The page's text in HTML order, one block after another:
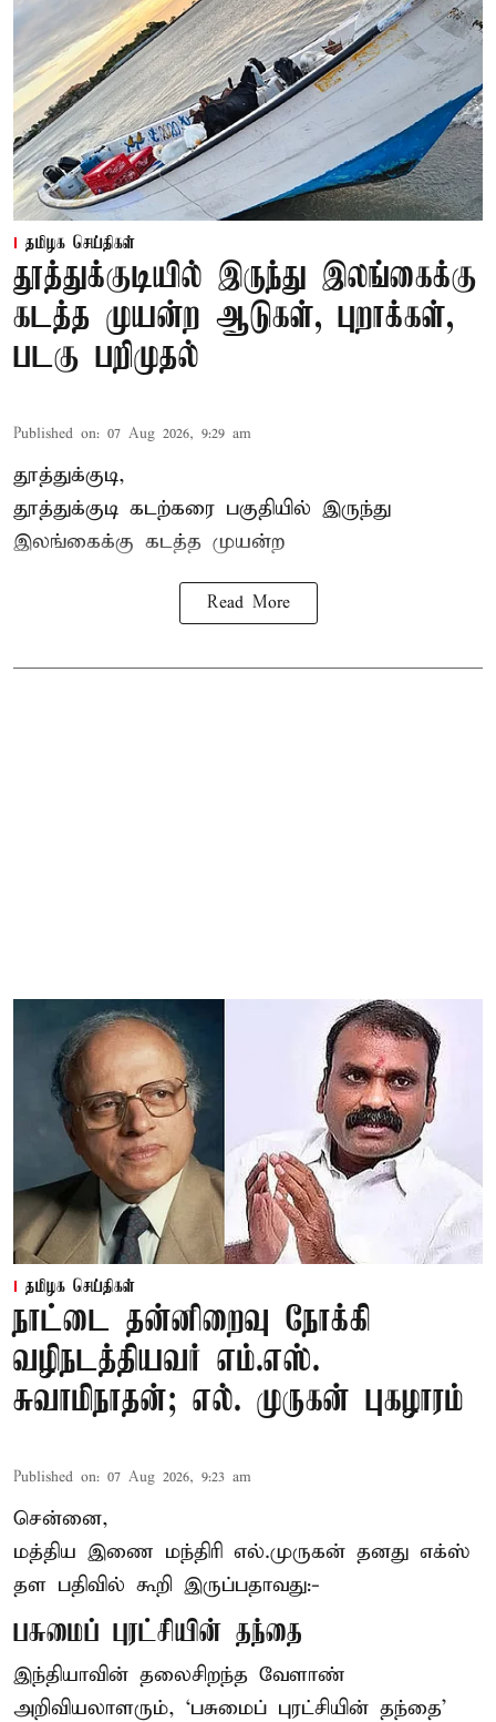
தமிழக செய்திகள்
தூத்துக்குடியில் இருந்து இலங்கைக்கு
கடத்த முயன்ற ஆடுகள், புறாக்கள்,
படகு பறிமுதல்
Published on: 07 Aug 2026, 9:29 am
தூத்துக்குடி,
தூத்துக்குடி கடற்கரை பகுதியில் இருந்து
இலங்கைக்கு கடத்த முயன்ற
Read More
தமிழக செய்திகள்
நாட்டை தன்னிறைவு நோக்கி
வழிநடத்தியவர் எம்.எஸ்.
சுவாமிநாதன்; எல். முருகன் புகழாரம்
Published on: 07 Aug 2026, 9:23 am
சென்னை,
மத்திய இணை மந்திரி எல்.முருகன் தனது எக்ஸ்
தள பதிவில் கூறி இருப்பதாவது:-
பசுமைப் புரட்சியின் தந்தை
இந்தியாவின் தலைசிறந்த வேளாண்
அறிவியலாளரும், ‘பசுமைப் புரட்சியின் தந்தை’